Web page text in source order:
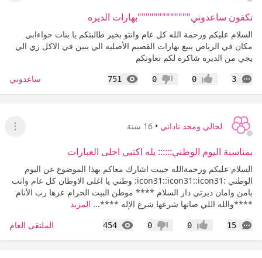
تكفون ساعدوني"""""""""""""بهارات الديره
السلام عليكم ورحمة الله كل عام وانتو بخير طالبتكم يا بنات حواءابي
مكان في الرياض يبيع بهارات القصيم الأصليه الي يبين في الاكل زي الي
يجي من الديره شاكره لكم تعاونكم
3
التعليقات إعجاب0 عدم إعجاب
0
751
المشاهدات ساعدوني
لحالي ومحد ناداني • 16 سنة
عرض
بمناسبة اليوم الوطني:::::: يله اكتبي احلى العبارات
السلام عليكم ورحمةالله حبيت اشارك معاكم بهذا الموضوع عن اليوم
الوطني :icon31::icon31::icon31: وطني يا اغلى الاوطان كل عام وانت
بامن وامان ديرتي دار السلام **** موطن البيت الحرام عزها رب الأنام
****والله اللي صانها شرعها شرع الإله ****... المزيد
15
التعليقات إعجاب0 عدم إعجاب
0
454
المشاهدات الملتقى العام